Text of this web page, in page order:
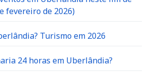
fevereiro de 2026)
Turismo em 2026
24 horas em Uberlândia?